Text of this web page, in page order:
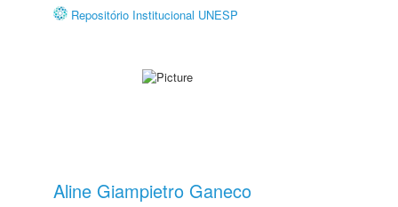
Repositório Institucional UNESP
Aline Giampietro Ganeco